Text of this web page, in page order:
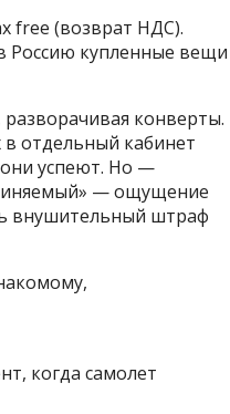
free (возврат НДС).
Россию купленные вещи
конверты.
отдельный кабинет
успеют. Но —
— ощущение
внушительный штраф
когда самолет